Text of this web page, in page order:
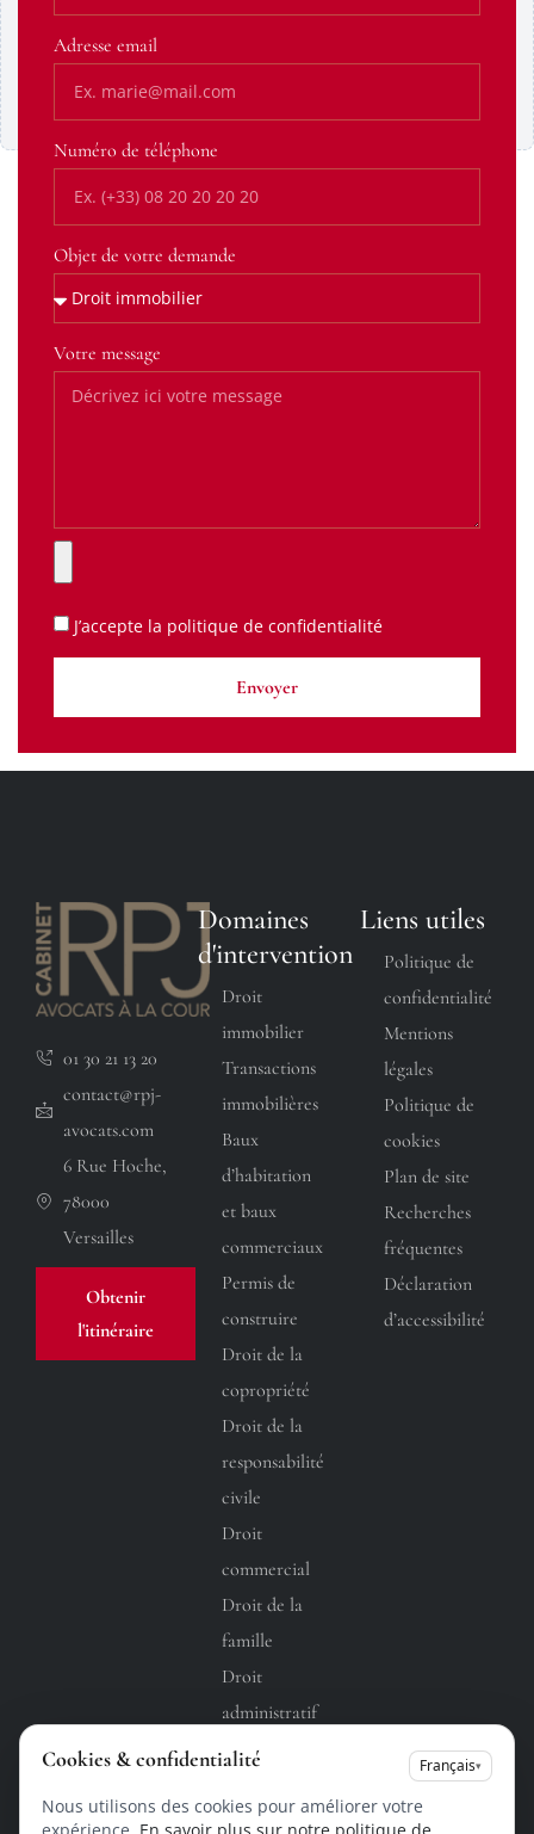
Adresse email
Numéro de téléphone
Objet de votre demande
Votre message
J’accepte la politique de confidentialité
Envoyer
01 30 21 13 20
contact@rpj-
avocats.com
6 Rue Hoche,
78000
Versailles
Obtenir
l'itinéraire
Domaines
d'intervention
Droit
immobilier
Transactions
immobilières
Baux
d’habitation
et baux
commerciaux
Permis de
construire
Droit de la
copropriété
Droit de la
responsabilité
civile
Droit
commercial
Droit de la
famille
Droit
administratif
Droit du
Liens utiles
Politique de
confidentialité
Mentions
légales
Politique de
cookies
Plan de site
Recherches
fréquentes
Déclaration
d’accessibilité
Cookies & confidentialité Français▾
Nous utilisons des cookies pour améliorer votre